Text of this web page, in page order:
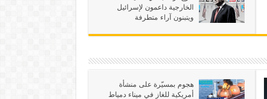
الخارجية داعمون لإسرائيل
ويتبنون آراء متطرفة
هجوم بمسيّرة على منشأة
أمريكية للغاز في ميناء دمياط